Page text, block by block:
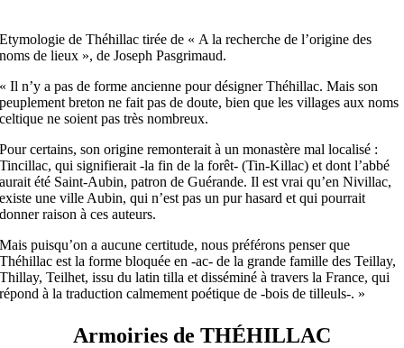
Etymologie de Théhillac tirée de « A la recherche de l’origine des
noms de lieux », de Joseph Pasgrimaud.
« Il n’y a pas de forme ancienne pour désigner Théhillac. Mais son
peuplement breton ne fait pas de doute, bien que les villages aux noms
celtique ne soient pas très nombreux.
Pour certains, son origine remonterait à un monastère mal localisé :
Tincillac, qui signifierait -la fin de la forêt- (Tin-Killac) et dont l’abbé
aurait été Saint-Aubin, patron de Guérande. Il est vrai qu’en Nivillac,
existe une ville Aubin, qui n’est pas un pur hasard et qui pourrait
donner raison à ces auteurs.
Mais puisqu’on a aucune certitude, nous préférons penser que
Théhillac est la forme bloquée en -ac- de la grande famille des Teillay,
Thillay, Teilhet, issu du latin tilla et disséminé à travers la France, qui
répond à la traduction calmement poétique de -bois de tilleuls-. »
Armoiries de THÉHILLAC